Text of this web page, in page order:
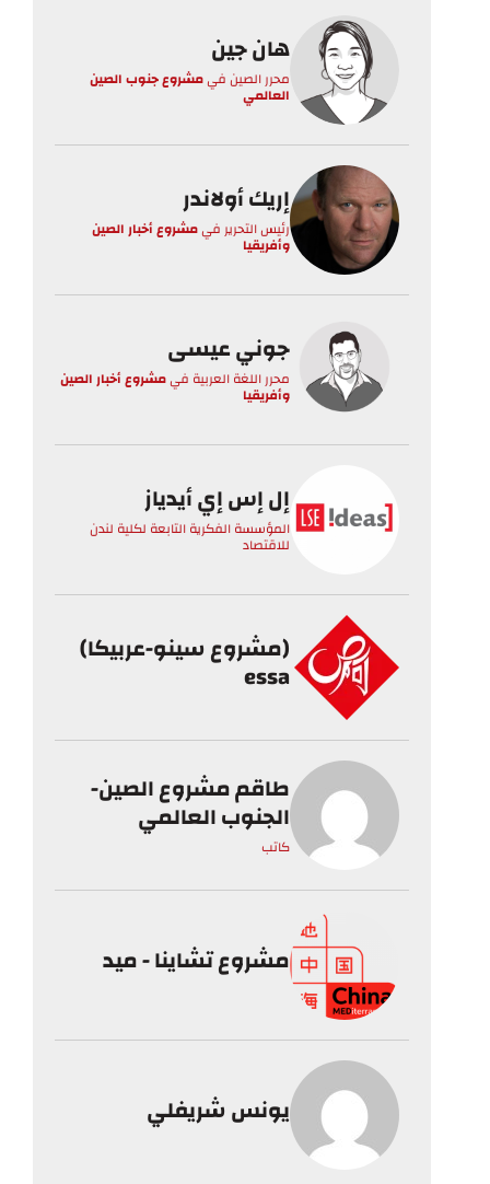
هان جين
محرر الصينفيمشروع جنوب الصين
العالمي
إريك أولاندر
رئيس التحرير فيمشروع أخبار الصين
وأفريقيا
جوني عيسى
محرر اللغة العربية فيمشروع أخبار الصين
وأفريقيا
إل إس إي أيدياز
المؤسسة الفكرية التابعة لكلية لندن
للاقتصاد
(مشروع سينو-عربيكا)
essa
طاقم مشروع الصين-
الجنوب العالمي
كاتب
مشروع تشاينا - ميد
يونس شريفلي